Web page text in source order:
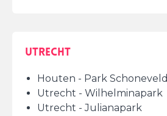
Utrecht
Houten - Park Schoneveld
Utrecht - Wilhelminapark
Utrecht - Julianapark